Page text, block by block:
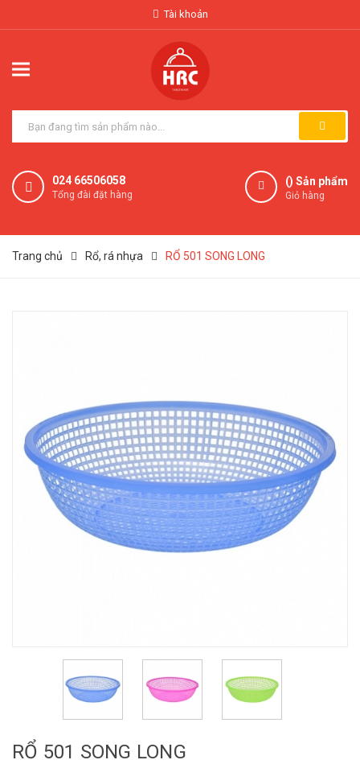
Tài khoản
024 66506058
Tổng đài đặt hàng
() Sản phẩm
Giỏ hàng
Trang chủ Rổ, rá nhựa RỔ 501 SONG LONG
RỔ 501 SONG LONG